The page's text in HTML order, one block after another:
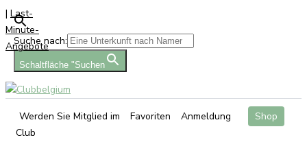
Suche nach:
Schaltfläche "Suchen
| Last-
Minute-
Angebote
Werden Sie Mitglied im
Club
Favoriten Anmeldung Shop